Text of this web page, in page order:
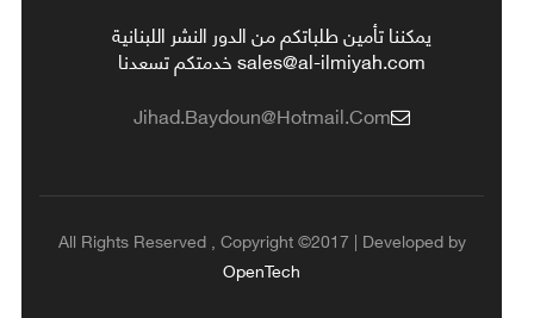
يمكننا تأمين طلباتكم من الدور النشر اللبنانية
sales@al-ilmiyah.com خدمتكم تسعدنا
Jihad.baydoun@hotmail.com
All Rights Reserved , Copyright ©2017 | Developed by
OpenTech